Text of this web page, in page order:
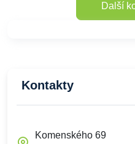
Další
Kontakty
Komenského 69